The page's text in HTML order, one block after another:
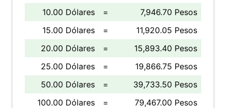
10.00 Dólares
=
7,946.70 Pesos
15.00 Dólares
=
11,920.05 Pesos
20.00 Dólares
=
15,893.40 Pesos
25.00 Dólares
=
19,866.75 Pesos
50.00 Dólares
=
39,733.50 Pesos
100.00 Dólares
=
79,467.00 Pesos